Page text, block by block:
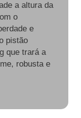
a altura da
o
e
pistão
que trará a
robusta e